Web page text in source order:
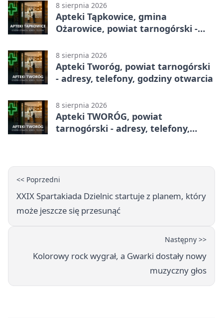
8 sierpnia 2026
Apteki Tąpkowice, gmina
Ożarowice, powiat tarnogórski -
8 sierpnia 2026
Apteki Tworóg, powiat tarnogórski
- adresy, telefony, godziny otwarcia
8 sierpnia 2026
Apteki TWORÓG, powiat
tarnogórski - adresy, telefony,
<< Poprzedni
XXIX Spartakiada Dzielnic startuje z planem, który
może jeszcze się przesunąć
Następny >>
Kolorowy rock wygrał, a Gwarki dostały nowy
muzyczny głos